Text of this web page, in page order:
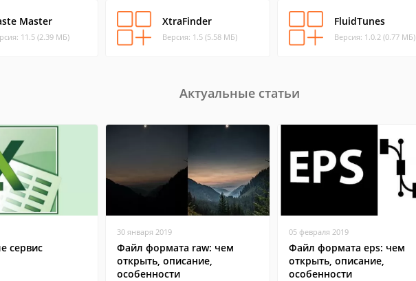
Master
11.5 (2.39 МБ)
XtraFinder
Версия: 1.5 (5.58 МБ)
FluidTunes
Версия: 1.0.2 (0.77 МБ)
Актуальные статьи
сервис
30 января 2019
Файл формата raw: чем
открыть, описание,
особенности
05 февраля 2019
Файл формата eps: чем
открыть, описание,
особенности